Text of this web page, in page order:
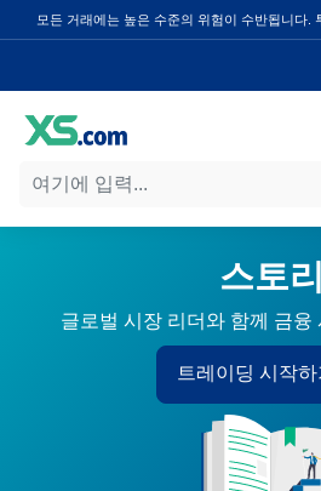
모든 거래에는 높은 수준의 위험이 수반됩니다.
스토리
글로벌 시장 리더와 함께 금융
트레이딩 시작하